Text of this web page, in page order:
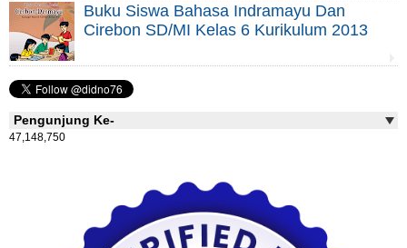
Buku Siswa Bahasa Indramayu Dan
Cirebon SD/MI Kelas 6 Kurikulum 2013
Pengunjung Ke-
47,148,750